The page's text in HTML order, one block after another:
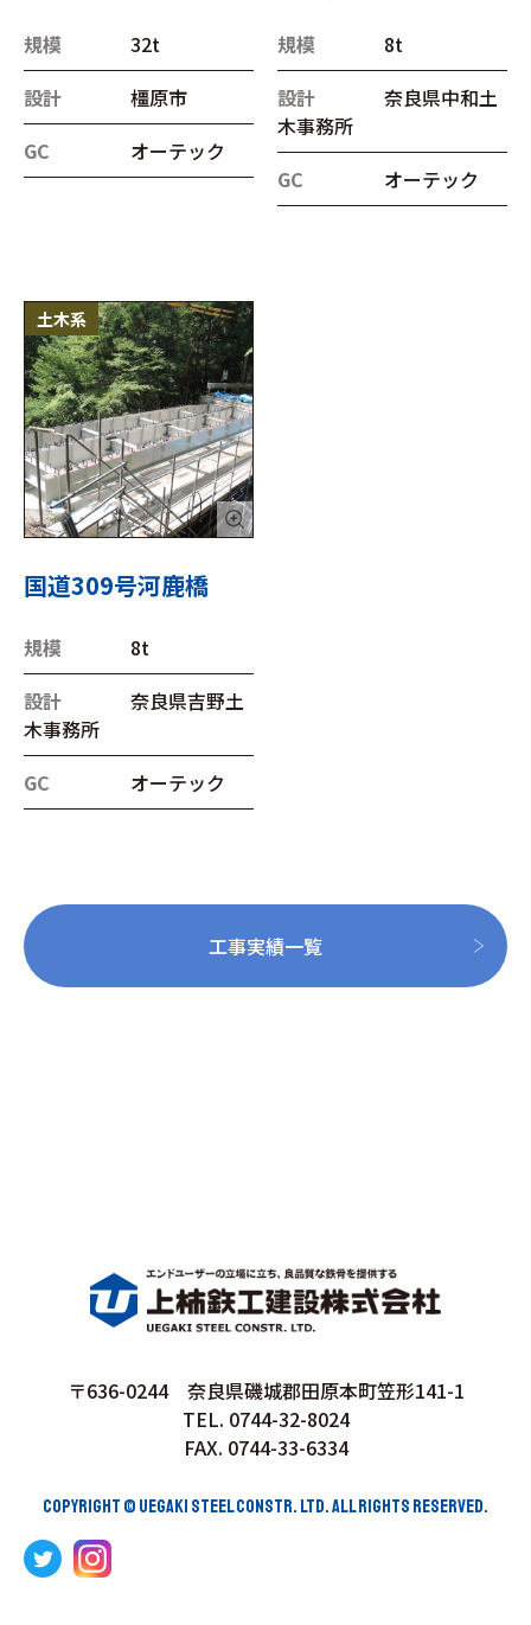
規模
32t
設計
橿原市
GC
オーテック
規模
8t
設計
奈良県中和土
木事務所
GC
オーテック
土木系
国道309号河鹿橋
規模
8t
設計
奈良県吉野土
木事務所
GC
オーテック
工事実績一覧
〒636-0244 奈良県磯城郡田原本町笠形141-1
TEL. 0744-32-8024
FAX. 0744-33-6334
COPYRIGHT © UEGAKI STEEL CONSTR. LTD. ALL RIGHTS RESERVED.